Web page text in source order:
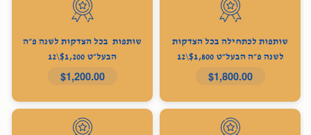
שותפות לכתחילה בכל הצדקות
לשנה פ״ה הבעל״ט $1,800\12
$1,800.00
שותפות בכל הצדקות לשנה פ״ה
הבעל״ט $1,200\12
$1,200.00